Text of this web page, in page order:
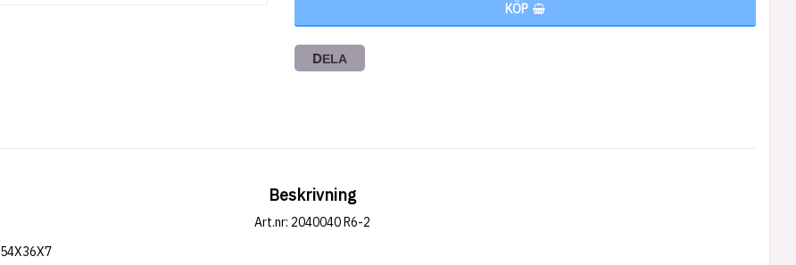
KÖP
DELA
Beskrivning
Art.nr: 2040040 R6-2
54X36X7